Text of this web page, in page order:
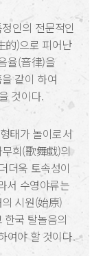
인의 전문적인
的)으로 피어난
율(音律)을
같이 하여
것이다.
태가 놀이로서
희(歌舞戱)의
더욱 토속성이
서 수영야류는
시원(始原)
국 탈놀음의
여야 할 것이다.